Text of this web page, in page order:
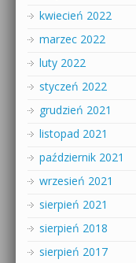
kwiecień 2022
marzec 2022
luty 2022
styczeń 2022
grudzień 2021
listopad 2021
październik 2021
wrzesień 2021
sierpień 2021
sierpień 2018
sierpień 2017